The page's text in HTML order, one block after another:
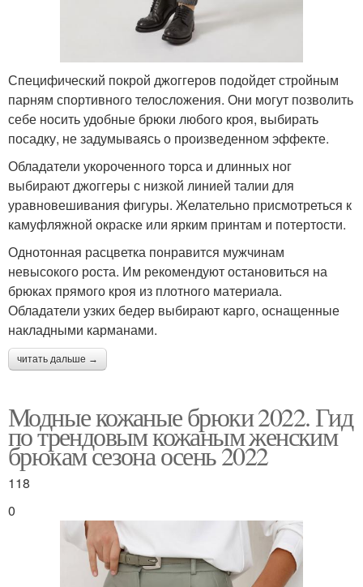
Специфический покрой джоггеров подойдет стройным
парням спортивного телосложения. Они могут позволить
себе носить удобные брюки любого кроя, выбирать
посадку, не задумываясь о произведенном эффекте.
Обладатели укороченного торса и длинных ног
выбирают джоггеры с низкой линией талии для
уравновешивания фигуры. Желательно присмотреться к
камуфляжной окраске или ярким принтам и потертости.
Однотонная расцветка понравится мужчинам
невысокого роста. Им рекомендуют остановиться на
брюках прямого кроя из плотного материала.
Обладатели узких бедер выбирают карго, оснащенные
накладными карманами.
читать дальше →
Модные кожаные брюки 2022. Гид
по трендовым кожаным женским
брюкам сезона осень 2022
118
0